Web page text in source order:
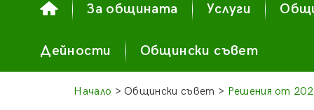
За общината Услуги
Дейности Общински съвет
Начало > Общински съвет > Решения от